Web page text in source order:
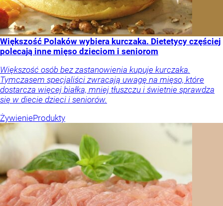
Większość Polaków wybiera kurczaka. Dietetycy częściej
polecają inne mięso dzieciom i seniorom
Większość osób bez zastanowienia kupuje kurczaka.
Tymczasem specjaliści zwracają uwagę na mięso, które
dostarcza więcej białka, mniej tłuszczu i świetnie sprawdza
się w diecie dzieci i seniorów.
ŻywienieProdukty